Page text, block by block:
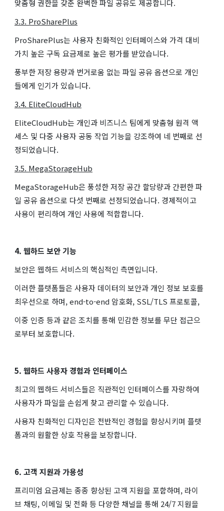
맞춤형 권한을 갖춘 완벽한 파일 공유도 제공합니다.
3.3. ProSharePlus
ProSharePlus는 사용자 친화적인 인터페이스와 가격 대비
가치 높은 구독 요금제로 높은 평가를 받았습니다.
풍부한 저장 용량과 번거로움 없는 파일 공유 옵션으로 개인
들에게 인기가 있습니다.
3.4. EliteCloudHub
EliteCloudHub는 개인과 비즈니스 팀에게 맞춤형 원격 액
세스 및 다중 사용자 공동 작업 기능을 강조하여 네 번째로 선
정되었습니다.
3.5. MegaStorageHub
MegaStorageHub은 풍성한 저장 공간 할당량과 간편한 파
일 공유 옵션으로 다섯 번째로 선정되었습니다. 경제적이고
사용이 편리하여 개인 사용에 적합합니다.
4. 웹하드 보안 기능
보안은 웹하드 서비스의 핵심적인 측면입니다.
이러한 플랫폼들은 사용자 데이터의 보안과 개인 정보 보호를
최우선으로 하며, end-to-end 암호화, SSL/TLS 프로토콜,
이중 인증 등과 같은 조치를 통해 민감한 정보를 무단 접근으
로부터 보호합니다.
5. 웹하드 사용자 경험과 인터페이스
최고의 웹하드 서비스들은 직관적인 인터페이스를 자랑하여
사용자가 파일을 손쉽게 찾고 관리할 수 있습니다.
사용자 친화적인 디자인은 전반적인 경험을 향상시키며 플랫
폼과의 원활한 상호 작용을 보장합니다.
6. 고객 지원과 가용성
프리미엄 요금제는 종종 향상된 고객 지원을 포함하며, 라이
브 채팅, 이메일 및 전화 등 다양한 채널을 통해 24/7 지원을